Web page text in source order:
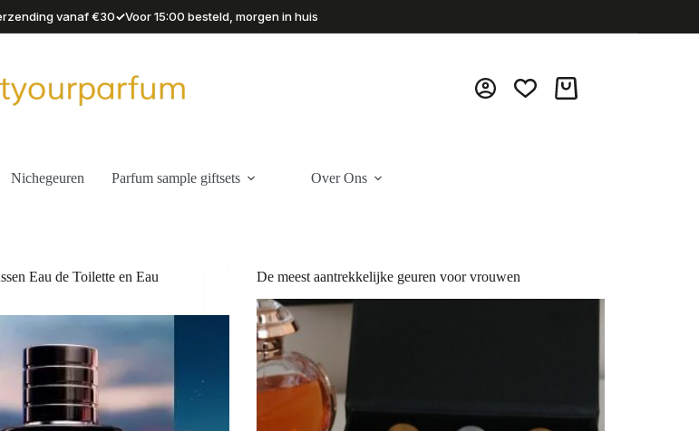
vanaf €30✓Voor 15:00 besteld, morgen in huis
Winkelwagen
Nichegeuren Parfum sample giftsets Over Ons
Eau de Toilette en Eau
De meest aantrekkelijke geuren voor vrouwen